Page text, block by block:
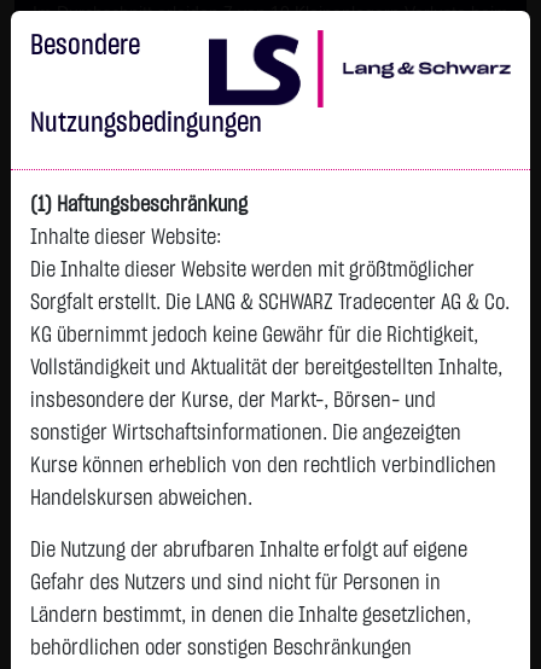
Im Durchschnitt erleiden 7 von 10 Kleinanlegern Verluste beim
Handel mit Turbo-Zertifikaten.
Turbo-Zertifikate sind hoch risikoreiche Produkte und nicht für
langfristige Anlagestrategien geeignet.
Besondere
Nutzungsbedingungen
(1) Haftungsbeschränkung
Inhalte dieser Website:
Die Inhalte dieser Website werden mit größtmöglicher
Sorgfalt erstellt. Die LANG & SCHWARZ Tradecenter AG & Co.
KG übernimmt jedoch keine Gewähr für die Richtigkeit,
Vollständigkeit und Aktualität der bereitgestellten Inhalte,
insbesondere der Kurse, der Markt-, Börsen- und
sonstiger Wirtschaftsinformationen. Die angezeigten
Kurse können erheblich von den rechtlich verbindlichen
Handelskursen abweichen.
Die Nutzung der abrufbaren Inhalte erfolgt auf eigene
Gefahr des Nutzers und sind nicht für Personen in
Ländern bestimmt, in denen die Inhalte gesetzlichen,
behördlichen oder sonstigen Beschränkungen
Trader-Interview mit Michael
Flender: Alphabet, PayPal, AMD,
ASML und Porsche im Fokus